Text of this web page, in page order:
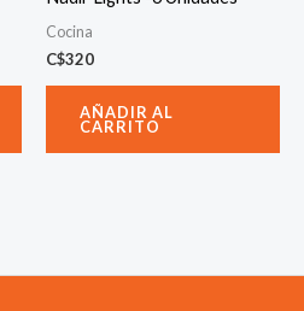
Cocina
C$320
AÑADIR AL
CARRITO